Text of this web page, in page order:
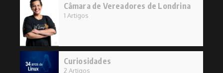
Câmara de Vereadores de Londrina
1 Artigos
Curiosidades
2 Artigos